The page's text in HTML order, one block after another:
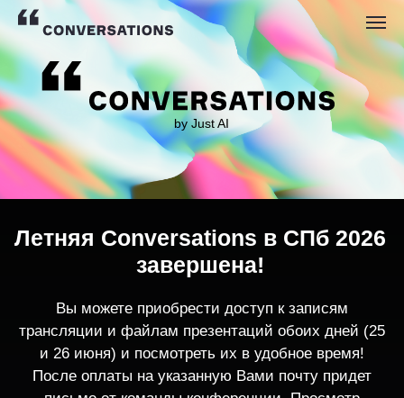
by Just AI
трансляции и файлам презентаций обоих дней (25
После оплаты на указанную Вами почту придет
записей трансляции возможен только с одного
устройства единовременно.
По любым вопросам пишите
contact@conversations-ai.co m
Летняя Conversations в СПб 2026
завершена!